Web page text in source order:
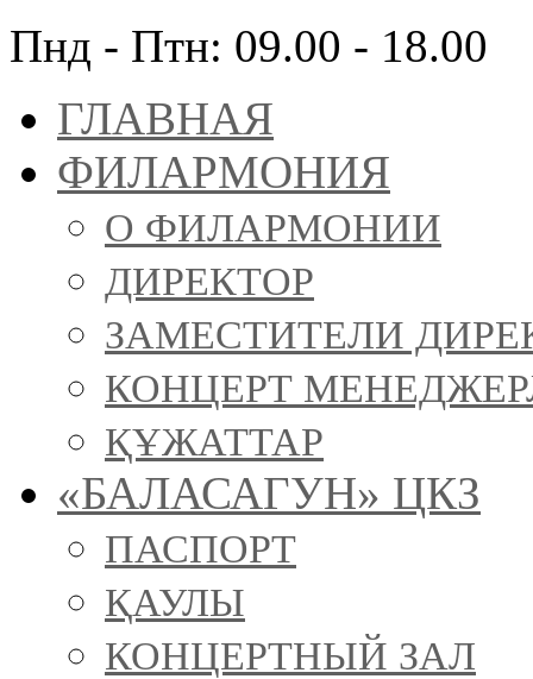
Пнд - Птн: 09.00 - 18.00
ГЛАВНАЯ
ФИЛАРМОНИЯ
О ФИЛАРМОНИИ
ДИРЕКТОР
ЗАМЕСТИТЕЛИ
КОНЦЕРТ
ҚҰЖАТТАР
«БАЛАСАГУН» ЦКЗ
ПАСПОРТ
ҚАУЛЫ
КОНЦЕРТНЫЙ ЗАЛ